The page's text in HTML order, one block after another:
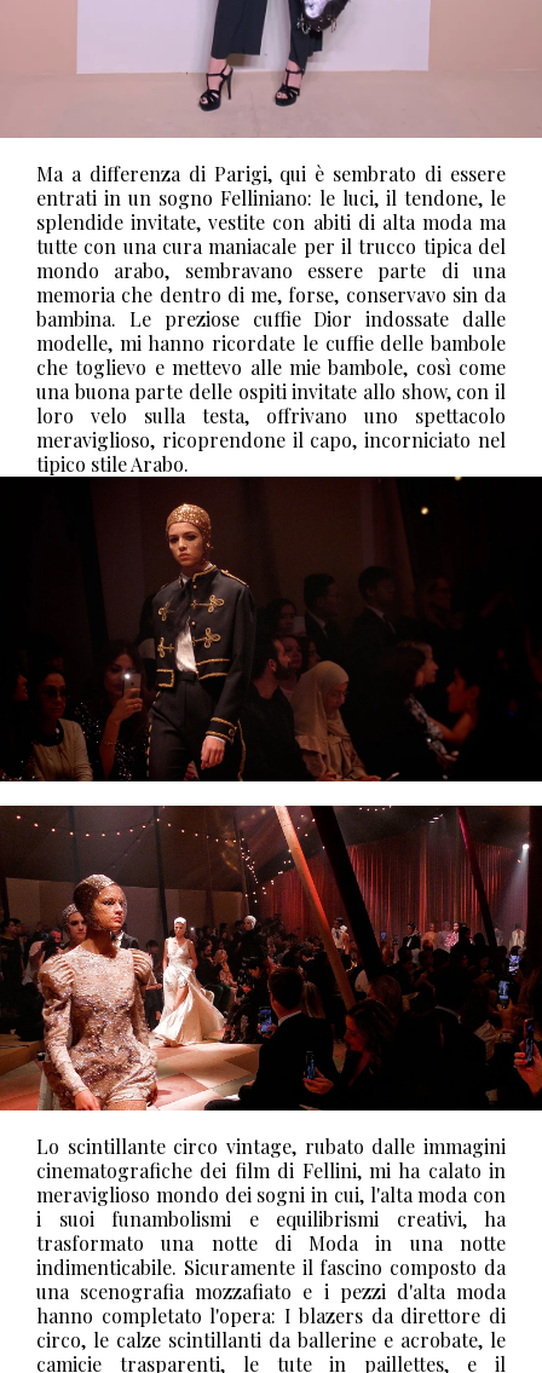
Ma a differenza di Parigi, qui è sembrato di essere
entrati in un sogno Felliniano: le luci, il tendone, le
splendide invitate, vestite con abiti di alta moda ma
tutte con una cura maniacale per il trucco tipica del
mondo arabo, sembravano essere parte di una
memoria che dentro di me, forse, conservavo sin da
bambina. Le preziose cuffie Dior indossate dalle
modelle, mi hanno ricordate le cuffie delle bambole
che toglievo e mettevo alle mie bambole, così come
una buona parte delle ospiti invitate allo show, con il
loro velo sulla testa, offrivano uno spettacolo
meraviglioso, ricoprendone il capo, incorniciato nel
tipico stile Arabo.
Lo scintillante circo vintage, rubato dalle immagini
cinematografiche dei film di Fellini, mi ha calato in
meraviglioso mondo dei sogni in cui, l'alta moda con
i suoi funambolismi e equilibrismi creativi, ha
trasformato una notte di Moda in una notte
indimenticabile. Sicuramente il fascino composto da
una scenografia mozzafiato e i pezzi d'alta moda
hanno completato l'opera: I blazers da direttore di
circo, le calze scintillanti da ballerine e acrobate, le
camicie trasparenti, le tute in paillettes, e il